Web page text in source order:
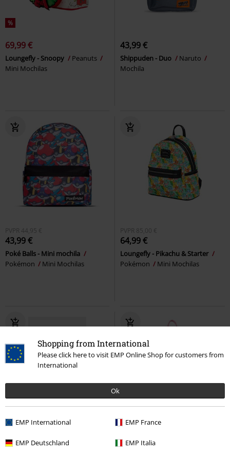
Shopping from International
Please click here to visit EMP Online Shop for customers from
International
Ok
EMP International EMP France
EMP Deutschland EMP Italia
%
69,99 €
Loungefly - Snoopy
Peanuts
Mini Mochilas
43,99 €
Shippuden - Duo
Naruto
Mochila
PVPR 44,95 €
43,99 €
Poké Balls - Mini mochila
Pokémon
Mini Mochilas
PVPR 85,00 €
64,99 €
Loungefly - Pikachu & Starter
Pokémon
Mini Mochilas
Noctloom Backpack Loungefly - Minnie Mouse - Floral